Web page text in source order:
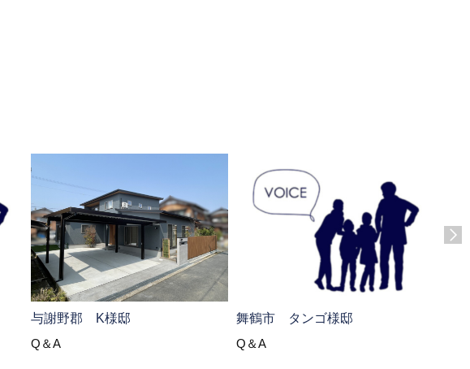
与謝野郡 K様邸
Q＆A
舞鶴市 タンゴ様邸
Q＆A